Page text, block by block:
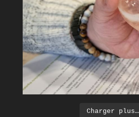
Charger plus…